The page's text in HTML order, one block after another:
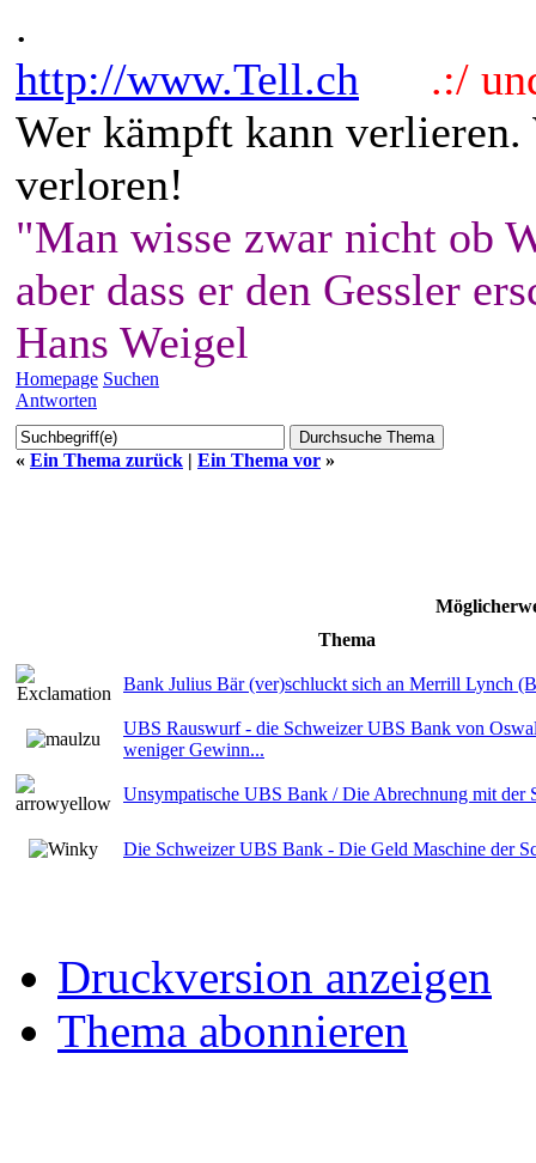
.
http://www.Tell.ch
.:/
Wer kämpft kann
verloren!
"Man wisse zwar nicht ob
aber dass er den Gessler
Hans Weigel
Homepage Suchen
Antworten
« Ein Thema zurück | Ein Thema vor »
Thema
Bank Julius Bär (ver)schluckt sich an Merrill Lynch
UBS Rauswurf - die Schweizer UBS Bank von
weniger Gewinn...
Unsympatische UBS Bank / Die Abrechnung mit der
Die Schweizer UBS Bank - Die Geld Maschine der
Druckversion anzeigen
Thema abonnieren